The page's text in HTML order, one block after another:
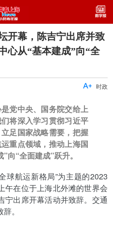
开幕，陈吉宁出席并致
心从“基本建成”向“全
时政

党中央、国务院交给上
将深入学习贯彻习近平
足国家战略需要，把握
重点领域，推动上海国
向“全面建成”跃升。
球航运新格局”为主题的2023
午在位于上海北外滩的世界会
宁出席开幕活动并致辞。交通
。